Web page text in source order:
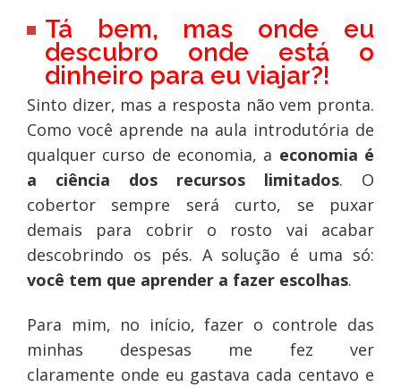
Tá bem, mas onde eu
descubro onde está o
dinheiro para eu viajar?!
Sinto dizer, mas a resposta não vem pronta.
Como você aprende na aula introdutória de
qualquer curso de economia, a economia é
a ciência dos recursos limitados. O
cobertor sempre será curto, se puxar
demais para cobrir o rosto vai acabar
descobrindo os pés. A solução é uma só:
você tem que aprender a fazer escolhas.
Para mim, no início, fazer o controle das
minhas despesas me fez ver
claramente onde eu gastava cada centavo e